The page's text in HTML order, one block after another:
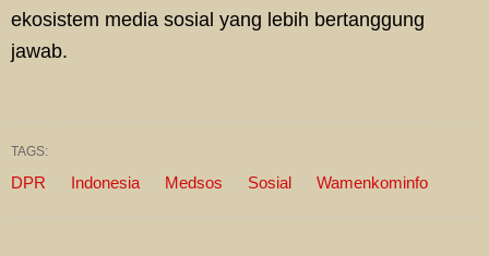
ekosistem media sosial yang lebih bertanggung
jawab.
TAGS:
DPR Indonesia Medsos Sosial Wamenkominfo